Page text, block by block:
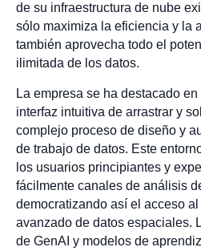
de su infraestructura de nube
sólo maximiza la eficiencia y la
también aprovecha todo el
ilimitada de los datos.
La empresa se ha destacado
interfaz intuitiva de arrastrar y
complejo proceso de diseño y
de trabajo de datos. Este
los usuarios principiantes y
fácilmente canales de análisis
democratizando así el acceso
avanzado de datos espaciales.
de GenAI y modelos de